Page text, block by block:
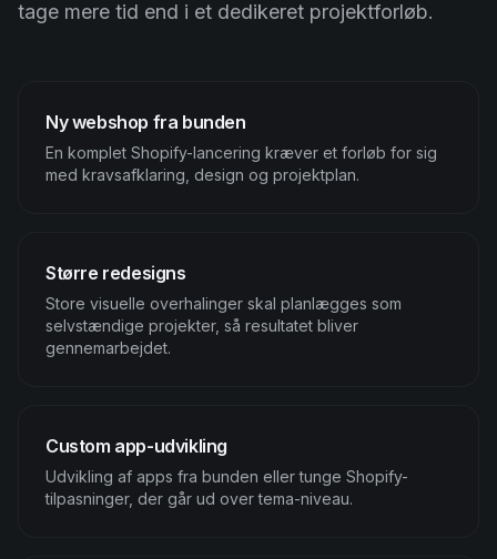
tage mere tid end i et dedikeret projektforløb.
Ny webshop fra bunden
En komplet Shopify-lancering kræver et forløb for sig
med kravsafklaring, design og projektplan.
Større redesigns
Store visuelle overhalinger skal planlægges som
selvstændige projekter, så resultatet bliver
gennemarbejdet.
Custom app-udvikling
Udvikling af apps fra bunden eller tunge Shopify-
tilpasninger, der går ud over tema-niveau.